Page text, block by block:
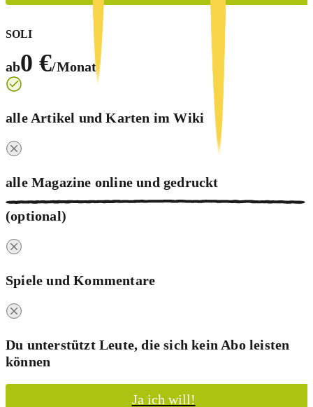
SOLI
ab0 €/Monat
alle Artikel und Karten im Wiki
alle Magazine online und gedruckt
(optional)
Spiele und Kommentare
Du unterstützt Leute, die sich kein Abo leisten
können
Ja ich will!